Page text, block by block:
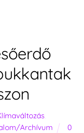
,
Archívum 0